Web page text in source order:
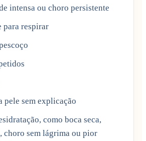
intensa ou choro persistente
respirar
pele sem explicação
como boca seca,
choro sem lágrima ou pior